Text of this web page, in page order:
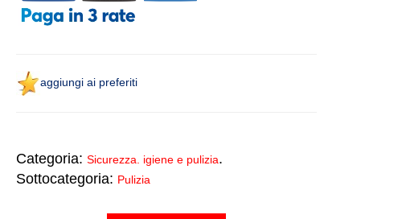
aggiungi ai preferiti
Categoria:Sicurezza. igiene e pulizia.
Sottocategoria: Pulizia